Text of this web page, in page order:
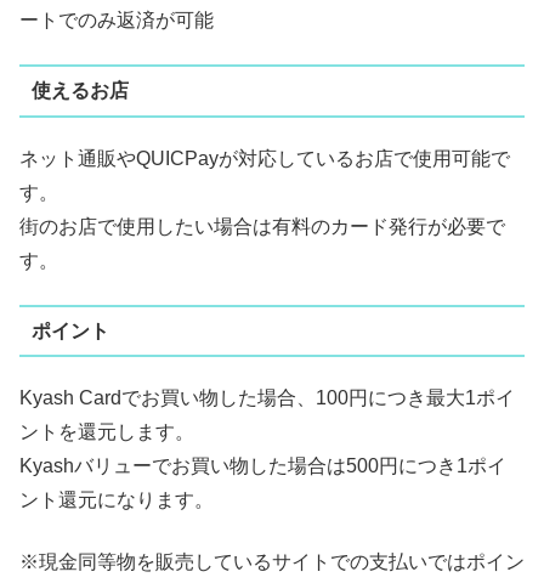
ートでのみ返済が可能
使えるお店
ネット通販やQUICPayが対応しているお店で使用可能で
す。
街のお店で使用したい場合は有料のカード発行が必要で
す。
ポイント
Kyash Cardでお買い物した場合、100円につき最大1ポイ
ントを還元します。
Kyashバリューでお買い物した場合は500円につき1ポイ
ント還元になります。
※現金同等物を販売しているサイトでの支払いではポイン